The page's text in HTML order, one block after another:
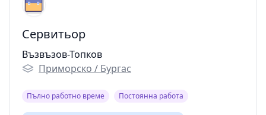
Сервитьор
Възвъзов-Топков
Приморско / Бургас
Пълно работно време Постоянна работа